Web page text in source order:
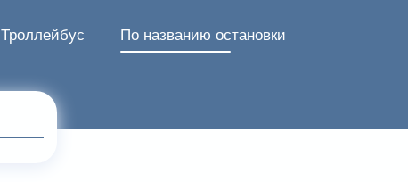
Троллейбус По названию остановки